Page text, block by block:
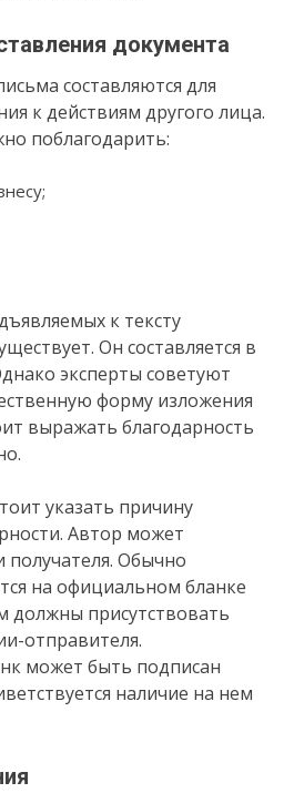
документа
составляются для
к действиям другого лица.
поблагодарить:
к тексту
Он составляется в
эксперты советуют
форму изложения
выражать благодарность
указать причину
Автор может
получателя. Обычно
на официальном бланке
должны присутствовать
отправителя.
может быть подписан
наличие на нем